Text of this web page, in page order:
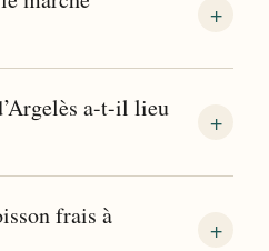
a-t-il lieu
frais à